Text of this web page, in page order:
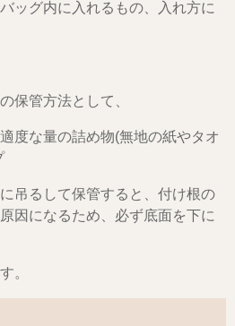
ッグ内に入れるもの、入れ方に
保管方法として、
度な量の詰め物(無地の紙やタオ
吊るして保管すると、付け根の
因になるため、必ず底面を下に
。